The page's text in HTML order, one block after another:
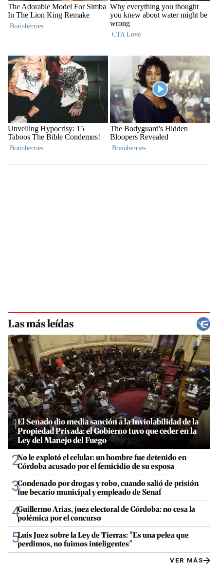
Las más leídas
1El Senado dio media sanción a la Inviolabilidad de la
Propiedad Privada: el Gobierno tuvo que ceder en la
Ley del Manejo del Fuego
2No le explotó el celular: un hombre fue detenido en
Córdoba acusado por el femicidio de su esposa
3Condenado por drogas y robo, cuando salió de prisión
fue becario municipal y empleado de Senaf
4Guillermo Arias, juez electoral de Córdoba: no cesa la
polémica por el concurso
5Luis Juez sobre la Ley de Tierras: "Es una pelea que
perdimos, no fuimos inteligentes"
VER MÁS